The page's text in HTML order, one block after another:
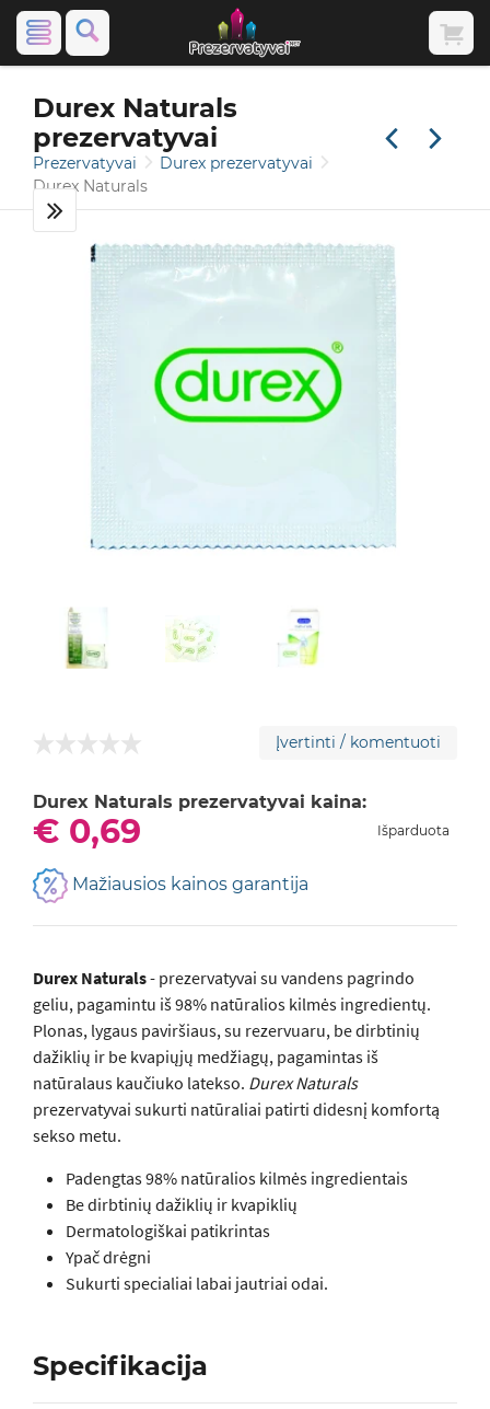
Durex Naturals
prezervatyvai
Prezervatyvai
Durex prezervatyvai
Durex Naturals
Įvertinti / komentuoti
Durex Naturals prezervatyvai kaina:
€ 0,69 Išparduota
Mažiausios kainos garantija
Durex Naturals- prezervatyvai su vandens pagrindo
geliu, pagamintu iš 98% natūralios kilmės ingredientų.
Plonas, lygaus paviršiaus, su rezervuaru, be dirbtinių
dažiklių ir be kvapiųjų medžiagų, pagamintas iš
natūralaus kaučiuko latekso. Durex Naturals
prezervatyvai sukurti natūraliai patirti didesnį komfortą
sekso metu.
Padengtas 98% natūralios kilmės ingredientais
Be dirbtinių dažiklių ir kvapiklių
Dermatologiškai patikrintas
Ypač drėgni
Sukurti specialiai labai jautriai odai.
Specifikacija